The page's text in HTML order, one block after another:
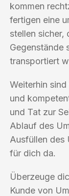
kommen
fertigen eine
stellen sicher,
Gegenstände
transportiert
Weiterhin
und
und Tat zur
Ablauf des
Ausfüllen des
für dich da.
Überzeuge
Kunde von